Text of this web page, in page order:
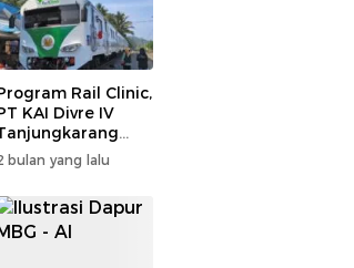
Rail Clinic,
KAI Divre IV
Layanan
Kesehatan Gratis
Warga
bulan yang lalu